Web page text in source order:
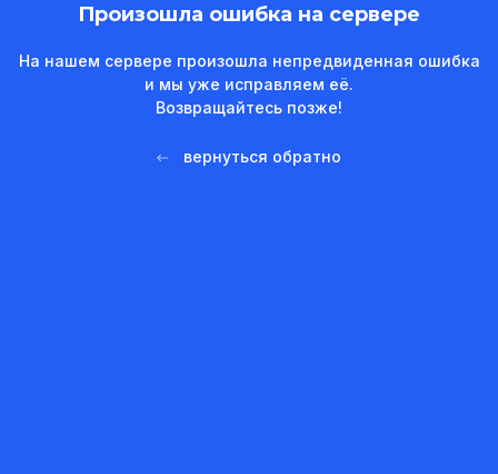
Произошла ошибка на сервере
На нашем сервере произошла непредвиденная ошибка
и мы уже исправляем её.
Возвращайтесь позже!
вернуться обратно